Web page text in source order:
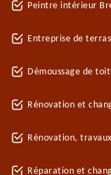
Peintre intérieur
Entreprise de
Démoussage de
Rénovation et
Rénovation,
Réparation et